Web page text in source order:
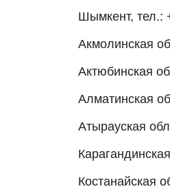
Шымкент, тел.:
Акмолинская
Актюбинская
Алматинская
Атырауская
Костанайская